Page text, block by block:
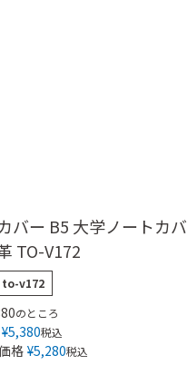
バー B5 大学ノートカバ
TO-V172
to-v172
のところ
¥5,380税込
格 ¥5,280税込